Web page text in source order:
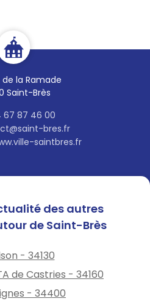
de la Ramade
Saint-Brès
67 87 46 00
bres.fr
saintbres.fr
des autres
de Saint-Brès
- 34130
de Castries - 34160
- 34400